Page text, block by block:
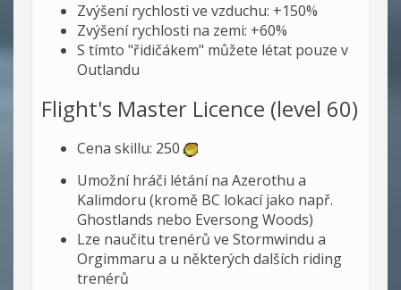
Zvýšení rychlosti ve vzduchu: +150%
Zvýšení rychlosti na zemi: +60%
S tímto "řidičákem" můžete létat pouze v
Outlandu
Flight's Master Licence (level 60)
Cena skillu: 250
Umožní hráči létání na Azerothu a
Kalimdoru (kromě BC lokací jako např.
Ghostlands nebo Eversong Woods)
Lze naučitu trenérů ve Stormwindu a
Orgimmaru a u některých dalších riding
trenérů